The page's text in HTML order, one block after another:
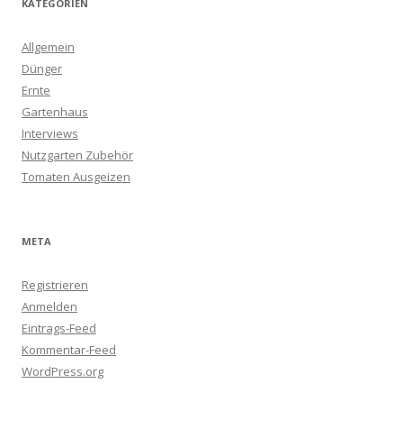
KATEGORIEN
Allgemein
Dünger
Ernte
Gartenhaus
Interviews
Nutzgarten Zubehör
Tomaten Ausgeizen
META
Registrieren
Anmelden
Eintrags-Feed
Kommentar-Feed
WordPress.org